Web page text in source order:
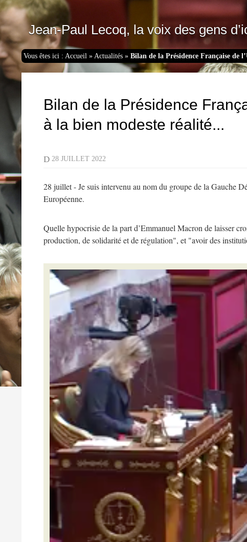
Jean-Paul Lecoq, la voix des gens
Vous êtes ici :Accueil »Actualités »Bilan de la Présidence Française de
Bilan de la Présidence
à la bien modeste réalité...
D28 JUILLET 2022
28 juillet - Je suis intervenu au nom du groupe de la Gauche
Européenne.
Quelle hypocrisie de la part d’Emmanuel Macron de laisser
production, de solidarité et de régulation", et "avoir des